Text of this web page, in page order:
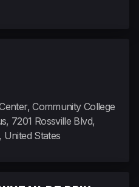
Community College
7201 Rossville Blvd,
United States